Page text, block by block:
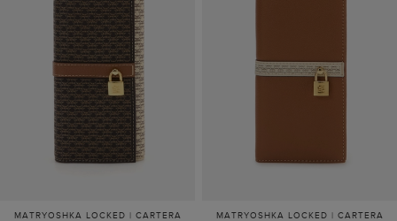
Carolina
Herrera
España
MATRYOSHKA LOCKED | CARTERA
MATRYOSHKA LOCKED | CARTERA